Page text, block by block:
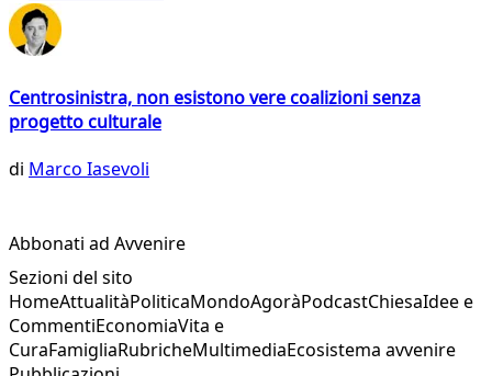
Centrosinistra, non esistono vere coalizioni senza
progetto culturale
di Marco Iasevoli
Abbonati ad Avvenire
Sezioni del sito
HomeAttualitàPoliticaMondoAgoràPodcastChiesaIdee e
CommentiEconomiaVita e
CuraFamigliaRubricheMultimediaEcosistema avvenire